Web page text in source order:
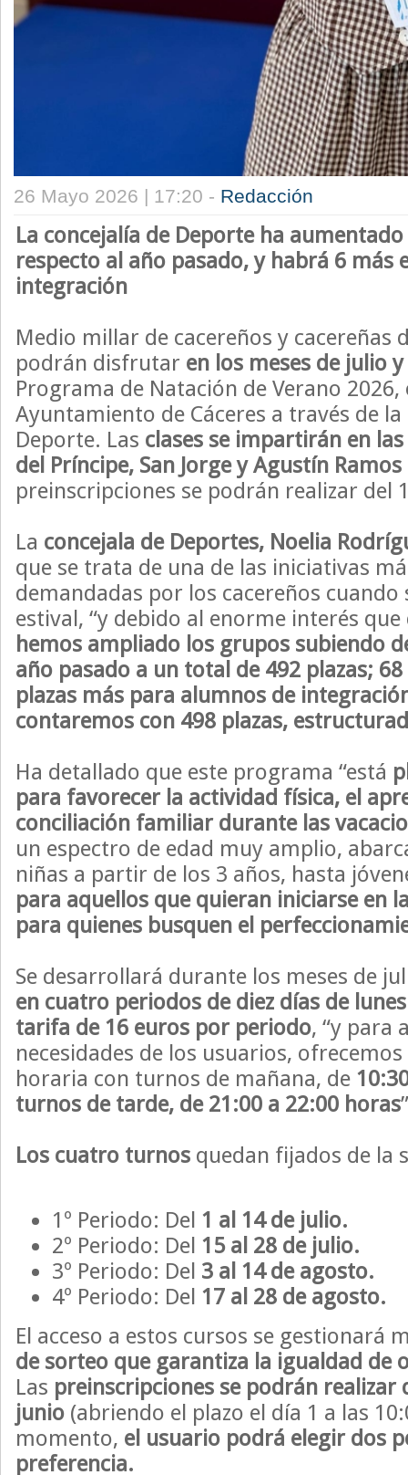
26 Mayo 2026 | 17:20 - Redacción
La concejalía de Deporte ha
respecto al año pasado, y habrá 6 más
integración
Medio millar de cacereños y cacereñas
podrán disfrutar en los meses de julio
Programa de Natación de Verano
Ayuntamiento de Cáceres a través de la
Deporte. Las clases se impartirán en
del Príncipe, San Jorge y Agustín Ramos
preinscripciones se podrán realizar del
La concejala de Deportes, Noelia
que se trata de una de las iniciativas
demandadas por los cacereños cuando
estival, “y debido al enorme interés
hemos ampliado los grupos subiendo
año pasado a un total de 492 plazas;
plazas más para alumnos de
contaremos con 498 plazas,
Ha detallado que este programa “está
para favorecer la actividad física, el
conciliación familiar durante las
un espectro de edad muy amplio,
niñas a partir de los 3 años, hasta
para aquellos que quieran iniciarse en
para quienes busquen el
Se desarrollará durante los meses de
en cuatro periodos de diez días de
tarifa de 16 euros por periodo, “y para
necesidades de los usuarios,
horaria con turnos de mañana, de
turnos de tarde, de 21:00 a 22:00 horas
Los cuatro turnos quedan fijados de la
1º Periodo: Del 1 al 14 de julio.
2º Periodo: Del 15 al 28 de julio.
3º Periodo: Del 3 al 14 de agosto.
4º Periodo: Del 17 al 28 de agosto.
El acceso a estos cursos se gestionará
de sorteo que garantiza la igualdad de
Las preinscripciones se podrán realizar
junio (abriendo el plazo el día 1 a las
momento, el usuario podrá elegir dos
preferencia.